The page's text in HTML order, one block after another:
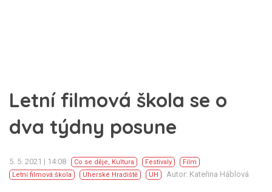
Letní filmová škola se o
dva týdny posune
5. 5. 2021 | 14:08 Co se děje, Kultura Festivaly
Film
Letní filmová škola
Uherské Hradiště UH Autor: Kateřina Háblová